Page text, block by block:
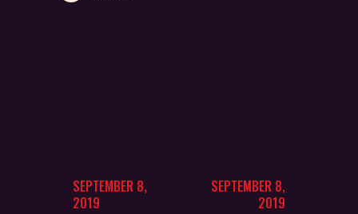
SEPTEMBER 8,
2019
SEPTEMBER 8,
2019